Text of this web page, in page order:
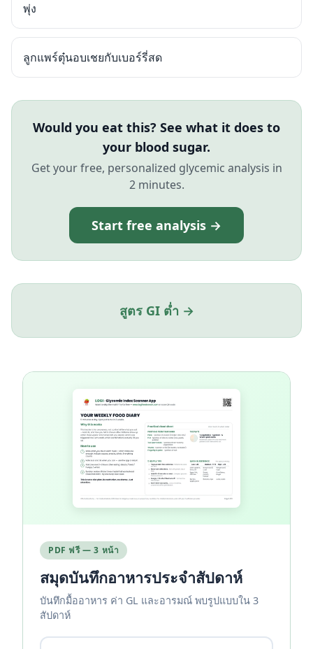
พุ่ง
ลูกแพร์ตุ๋นอบเชยกับเบอร์รี่สด
Would you eat this? See what it does to
your blood sugar.
Get your free, personalized glycemic analysis in
2 minutes.
Start free analysis →
สูตร GI ต่ำ →
PDF ฟรี — 3 หน้า
สมุดบันทึกอาหารประจำสัปดาห์
บันทึกมื้ออาหาร ค่า GL และอารมณ์ พบรูปแบบใน 3
สัปดาห์